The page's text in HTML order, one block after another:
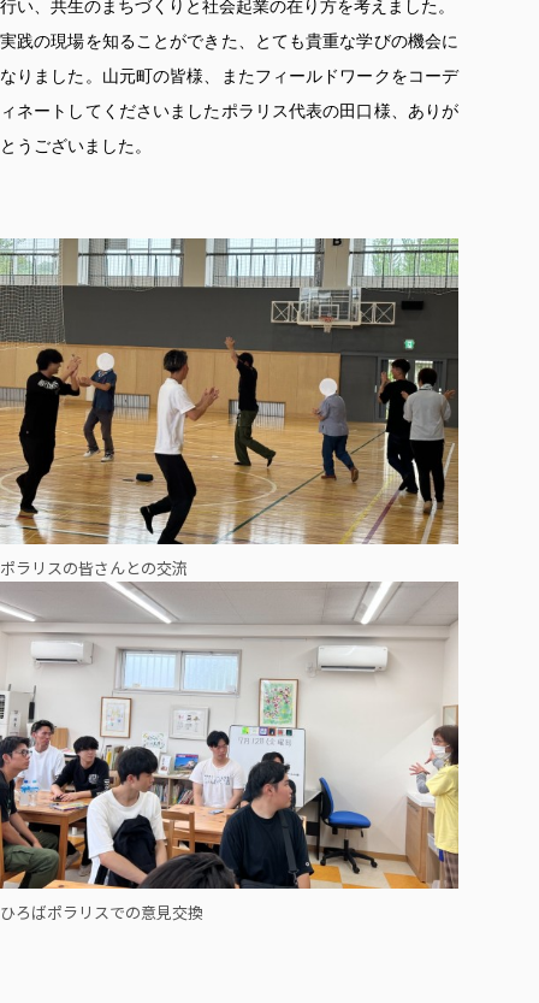
行い、共生のまちづくりと社会起業の在り方を考えました。
実践の現場を知ることができた、とても貴重な学びの機会に
なりました。山元町の皆様、またフィールドワークをコーデ
ィネートしてくださいましたポラリス代表の田口様、ありが
とうございました。
ポラリスの皆さんとの交流
ひろばポラリスでの意見交換